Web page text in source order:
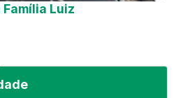
Luiz